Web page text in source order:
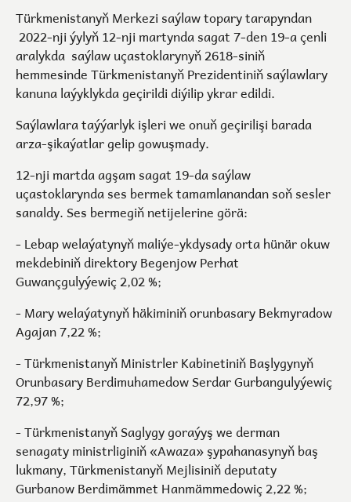
Türkmenistanyň Merkezi saýlaw topary tarapyndan
2022-nji ýylyň 12-nji martynda sagat 7-den 19-a çenli
aralykda saýlaw uçastoklarynyň 2618-siniň
hemmesinde Türkmenistanyň Prezidentiniň saýlawlary
kanuna laýyklykda geçirildi diýilip ykrar edildi.
Saýlawlara taýýarlyk işleri we onuň geçirilişi barada
arza-şikaýatlar gelip gowuşmady.
12-nji martda agşam sagat 19-da saýlaw
uçastoklarynda ses bermek tamamlanandan soň sesler
sanaldy. Ses bermegiň netijelerine görä:
- Lebap welaýatynyň maliýe-ykdysady orta hünär okuw
mekdebiniň direktory Begenjow Perhat
Guwançgulyýewiç 2,02 %;
- Mary welaýatynyň häkiminiň orunbasary Bekmyradow
Agajan 7,22 %;
- Türkmenistanyň Ministrler Kabinetiniň Başlygynyň
Orunbasary Berdimuhamedow Serdar Gurbangulyýewiç
72,97 %;
- Türkmenistanyň Saglygy goraýyş we derman
senagaty ministrliginiň «Awaza» şypahanasynyň baş
lukmany, Türkmenistanyň Mejlisiniň deputaty
Gurbanow Berdimämmet Hanmämmedowiç 2,22 %;